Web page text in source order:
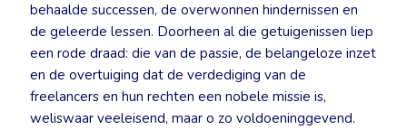
behaalde successen, de overwonnen hindernissen en
de geleerde lessen. Doorheen al die getuigenissen liep
een rode draad: die van de passie, de belangeloze inzet
en de overtuiging dat de verdediging van de
freelancers en hun rechten een nobele missie is,
weliswaar veeleisend, maar o zo voldoeninggevend.